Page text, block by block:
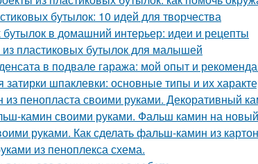
бутылок: 10 идей для творчества
бутылок в домашний интерьер: идеи и рецепты
пластиковых бутылок для малышей
в подвале гаража: мой опыт и
затирки шпаклевки: основные типы и их
пенопласта своими руками. Декоративный
камин своими руками. Фальш камин на новый
руками. Как сделать фальш-камин из
из пеноплекса схема.